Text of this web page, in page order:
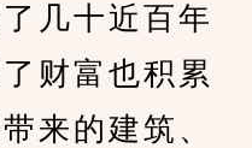
几十近百年
财富也积累
来的建筑、